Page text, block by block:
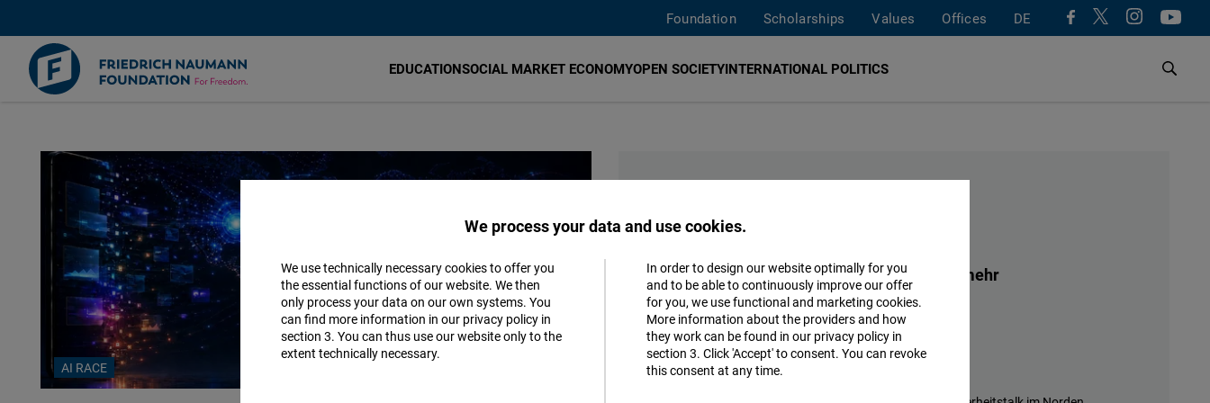
content
Foundation Scholarships Values Offices DE
EDUCATIONSOCIAL MARKET ECONOMYOPEN SOCIETYINTERNATIONAL POLITICS
Naumann-
Stiftung
für
die
Freiheit
AI RACE
Die Gesellschaft läuft – aber sie trägt nicht mehr
Ein Impuls für Mittelstand und Politik
Monday, 17.08.2026, 19:00 hrs virtuell
Zwischen Energiekrise und Rohstofffalle
We process your data and use cookies.
We use technically necessary cookies to offer you
the essential functions of our website. We then
only process your data on our own systems. You
can find more information in our privacy policy in
section 3. You can thus use our website only to the
extent technically necessary.
In order to design our website optimally for you
and to be able to continuously improve our offer
for you, we use functional and marketing cookies.
More information about the providers and how
they work can be found in our privacy policy in
section 3. Click 'Accept' to consent. You can revoke
this consent at any time.
Matomo
Facebook
Accept